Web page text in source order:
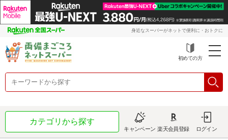
身近なスーパーがネットで便利に・おトクに
初めての方
カテゴリから探す
キャンペーン 楽天会員登録 ログイン